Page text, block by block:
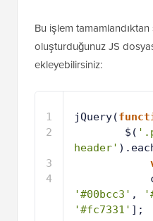
Bu işlem
oluşturduğunuz JS
ekleyebilirsiniz:
1
2
3
4
jQuery(
$(
header'
'#00bcc3' ,
'#fc7331' ];